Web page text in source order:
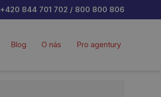
+420 844 701 702 / 800 800 806
Blog O nás Pro agentury